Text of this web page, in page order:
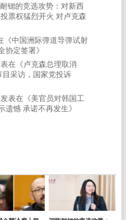
锶的竞选攻势：对新西
票权猛烈开火 对卢克森
《中国洲际弹道导弹试射
协定签署》
在《卢克森总理取消
采访，国家党投诉
表在《美官员对韩国工
遗憾 承诺不再发生》